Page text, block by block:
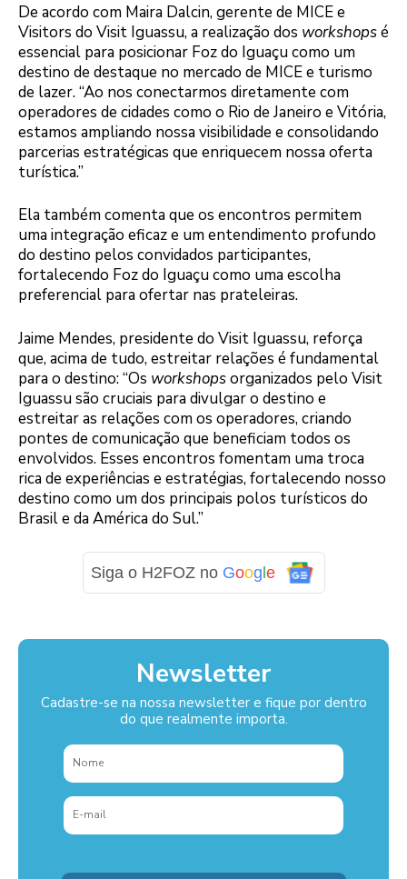
De acordo com Maira Dalcin, gerente de MICE e
Visitors do Visit Iguassu, a realização dos workshopsé
essencial para posicionar Foz do Iguaçu como um
destino de destaque no mercado de MICE e turismo
de lazer. “Ao nos conectarmos diretamente com
operadores de cidades como o Rio de Janeiro e Vitória,
estamos ampliando nossa visibilidade e consolidando
parcerias estratégicas que enriquecem nossa oferta
turística.”
Ela também comenta que os encontros permitem
uma integração eficaz e um entendimento profundo
do destino pelos convidados participantes,
fortalecendo Foz do Iguaçu como uma escolha
preferencial para ofertar nas prateleiras.
Jaime Mendes, presidente do Visit Iguassu, reforça
que, acima de tudo, estreitar relações é fundamental
para o destino: “Os workshopsorganizados pelo Visit
Iguassu são cruciais para divulgar o destino e
estreitar as relações com os operadores, criando
pontes de comunicação que beneficiam todos os
envolvidos. Esses encontros fomentam uma troca
rica de experiências e estratégias, fortalecendo nosso
destino como um dos principais polos turísticos do
Brasil e da América do Sul.”
Siga o H2FOZ no Goog e
Newsletter
Cadastre-se na nossa newsletter e fique por dentro
do que realmente importa.